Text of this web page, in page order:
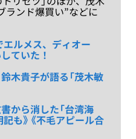
ランド爆買い”などに
ルメス、ディオー
ていた！
木貴子が語る「茂木敏
から消した「台湾海
も》《不毛アピール合